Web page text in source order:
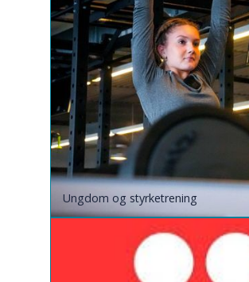
Ungdom og styrketrening